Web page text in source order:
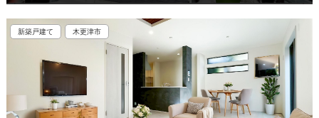
新築戸建て 木更津市